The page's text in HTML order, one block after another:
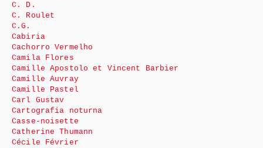
C. D.
C. Roulet
C.G.
Cabiria
Cachorro Vermelho
Camila Flores
Camille Apostolo et Vincent Barbier
Camille Auvray
Camille Pastel
Carl Gustav
Cartografia noturna
Casse-noisette
Catherine Thumann
Cécile Février